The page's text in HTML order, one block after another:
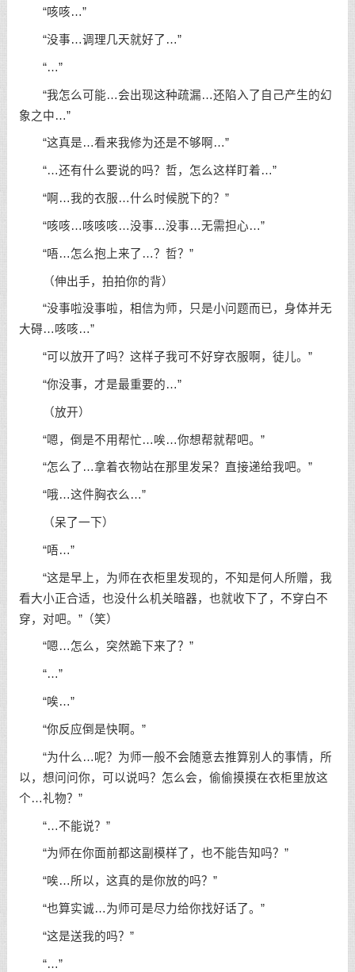
“咳咳…”
“没事…调理几天就好了…”
“…”
“我怎么可能…会出现这种疏漏…还陷入了自己产生的幻
象之中…”
“这真是…看来我修为还是不够啊…”
“…还有什么要说的吗？哲，怎么这样盯着…”
“啊…我的衣服…什么时候脱下的？”
“咳咳…咳咳咳…没事…没事…无需担心…”
“唔…怎么抱上来了…？哲？”
（伸出手，拍拍你的背）
“没事啦没事啦，相信为师，只是小问题而已，身体并无
大碍…咳咳…”
“可以放开了吗？这样子我可不好穿衣服啊，徒儿。”
“你没事，才是最重要的…”
（放开）
“嗯，倒是不用帮忙…唉…你想帮就帮吧。”
“怎么了…拿着衣物站在那里发呆？直接递给我吧。”
“哦…这件胸衣么…”
（呆了一下）
“唔…”
“这是早上，为师在衣柜里发现的，不知是何人所赠，我
看大小正合适，也没什么机关暗器，也就收下了，不穿白不
穿，对吧。”（笑）
“嗯…怎么，突然跪下来了？”
“…”
“唉…”
“你反应倒是快啊。”
“为什么…呢？为师一般不会随意去推算别人的事情，所
以，想问问你，可以说吗？怎么会，偷偷摸摸在衣柜里放这
个…礼物？”
“…不能说？”
“为师在你面前都这副模样了，也不能告知吗？”
“唉…所以，这真的是你放的吗？”
“也算实诚…为师可是尽力给你找好话了。”
“这是送我的吗？”
“…”